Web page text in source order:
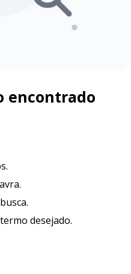
encontrado
desejado.